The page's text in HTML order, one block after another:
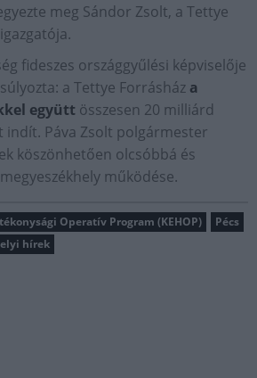
meg Sándor Zsolt, a Tettye
fideszes országgyűlési képviselője
a Tettye Forrásház a
együtt összesen 20 milliárd
Páva Zsolt polgármester
köszönhetően olcsóbbá és
működése.
Operatív Program (KEHOP)
Pécs
hírek